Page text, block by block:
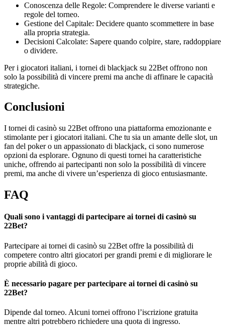
Conoscenza delle Regole: Comprendere le diverse varianti e
regole del torneo.
Gestione del Capitale: Decidere quanto scommettere in base
alla propria strategia.
Decisioni Calcolate: Sapere quando colpire, stare, raddoppiare
o dividere.
Per i giocatori italiani, i tornei di blackjack su 22Bet offrono non
solo la possibilità di vincere premi ma anche di affinare le capacità
strategiche.
Conclusioni
I tornei di casinò su 22Bet offrono una piattaforma emozionante e
stimolante per i giocatori italiani. Che tu sia un amante delle slot, un
fan del poker o un appassionato di blackjack, ci sono numerose
opzioni da esplorare. Ognuno di questi tornei ha caratteristiche
uniche, offrendo ai partecipanti non solo la possibilità di vincere
premi, ma anche di vivere un’esperienza di gioco entusiasmante.
FAQ
Quali sono i vantaggi di partecipare ai tornei di casinò su
22Bet?
Partecipare ai tornei di casinò su 22Bet offre la possibilità di
competere contro altri giocatori per grandi premi e di migliorare le
proprie abilità di gioco.
È necessario pagare per partecipare ai tornei di casinò su
22Bet?
Dipende dal torneo. Alcuni tornei offrono l’iscrizione gratuita
mentre altri potrebbero richiedere una quota di ingresso.